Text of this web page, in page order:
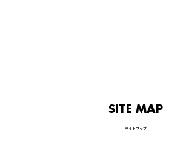
SITE MAP
サイトマップ